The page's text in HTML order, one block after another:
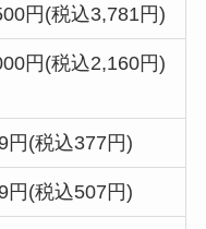
円(税込3,781円)
円(税込2,160円)
円(税込377円)
円(税込507円)